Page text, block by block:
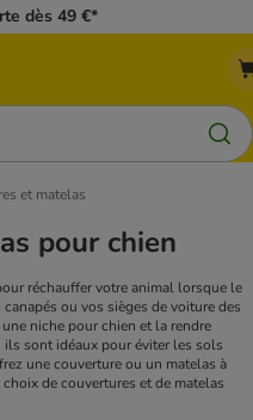
dès 49 €*
et matelas
pour chien
réchauffer votre animal lorsque le
ou vos sièges de voiture des
niche pour chien et la rendre
sont idéaux pour éviter les sols
une couverture ou un matelas à
de couvertures et de matelas